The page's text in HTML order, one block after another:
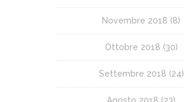
Novembre 2018 (8)
Ottobre 2018 (30)
Settembre 2018 (24)